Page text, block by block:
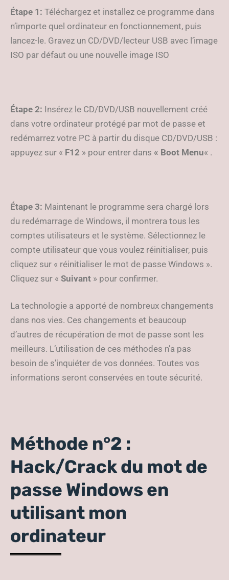
Étape 1: Téléchargez et installez ce programme dans
n’importe quel ordinateur en fonctionnement, puis
lancez-le. Gravez un CD/DVD/lecteur USB avec l’image
ISO par défaut ou une nouvelle image ISO
Étape 2: Insérez le CD/DVD/USB nouvellement créé
dans votre ordinateur protégé par mot de passe et
redémarrez votre PC à partir du disque CD/DVD/USB :
appuyez sur « F12 » pour entrer dans « Boot Menu« .
Étape 3: Maintenant le programme sera chargé lors
du redémarrage de Windows, il montrera tous les
comptes utilisateurs et le système. Sélectionnez le
compte utilisateur que vous voulez réinitialiser, puis
cliquez sur « réinitialiser le mot de passe Windows ».
Cliquez sur « Suivant » pour confirmer.
La technologie a apporté de nombreux changements
dans nos vies. Ces changements et beaucoup
d’autres de récupération de mot de passe sont les
meilleurs. L’utilisation de ces méthodes n’a pas
besoin de s’inquiéter de vos données. Toutes vos
informations seront conservées en toute sécurité.
Méthode n°2 :
Hack/Crack du mot de
passe Windows en
utilisant mon
ordinateur